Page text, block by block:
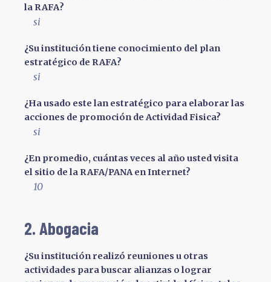
la RAFA?
si
¿Su institución tiene conocimiento del plan
estratégico de RAFA?
si
¿Ha usado este lan estratégico para elaborar las
acciones de promoción de Actividad Fisica?
si
¿En promedio, cuántas veces al año usted visita
el sitio de la RAFA/PANA en Internet?
10
2. Abogacia
¿Su institución realizó reuniones u otras
actividades para buscar alianzas o lograr